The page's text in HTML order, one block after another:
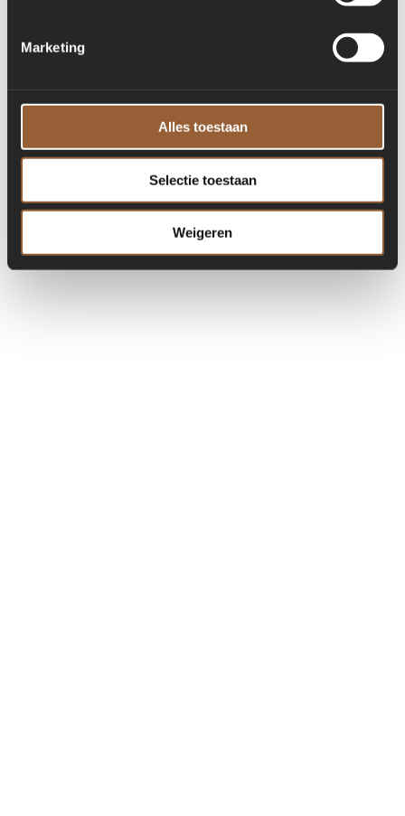
Marketing
Alles toestaan
Selectie toestaan
Weigeren